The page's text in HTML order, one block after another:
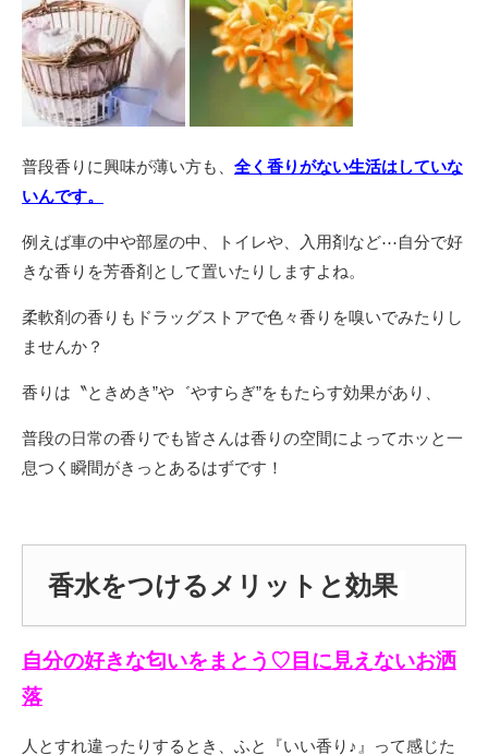
普段香りに興味が薄い方も、 全く香りがない生活はしていな
いんです。
例えば車の中や部屋の中、トイレや、入用剤など⋯自分で好
きな香りを芳香剤として置いたりしますよね。
柔軟剤の香りもドラッグストアで色々香りを嗅いでみたりし
ませんか？
香りは〝ときめき”や゛やすらぎ”をもたらす効果があり、
普段の日常の香りでも皆さんは香りの空間によってホッと一
息つく瞬間がきっとあるはずです！
香水をつけるメリットと効果
自分の好きな匂いをまとう♡目に見えないお洒
落
人とすれ違ったりするとき、ふと『いい香り♪』って感じた